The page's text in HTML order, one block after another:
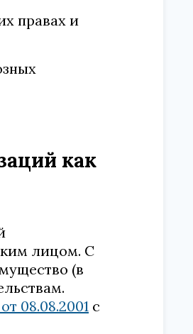
правах и
как
лицом. С
(в
08.08.2001 с